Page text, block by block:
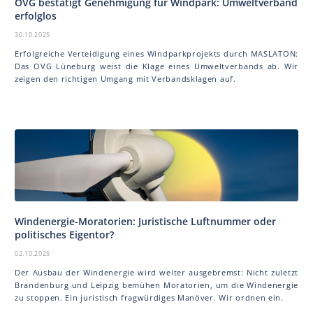
OVG bestätigt Genehmigung für Windpark: Umweltverband
erfolglos
30.10.2025
Erfolgreiche Verteidigung eines Windparkprojekts durch MAS LA TON:
Das OVG Lüneburg weist die Klage eines Umweltverbands ab. Wir
zeigen den richtigen Umgang mit Verbandsklagen auf.
Windenergie-Moratorien: Juristische Luftnummer oder
politisches Eigentor?
02.10.2025
Der Ausbau der Windenergie wird weiter ausgebremst: Nicht zuletzt
Brandenburg und Leipzig bemühen Moratorien, um die Windenergie
zu stoppen. Ein juristisch fragwürdiges Manöver. Wir ordnen ein.